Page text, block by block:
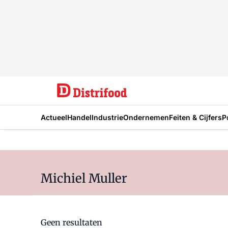
ActueelHandelIndustrieOndernemenFeiten & Cijfers
Michiel Muller
Geen resultaten